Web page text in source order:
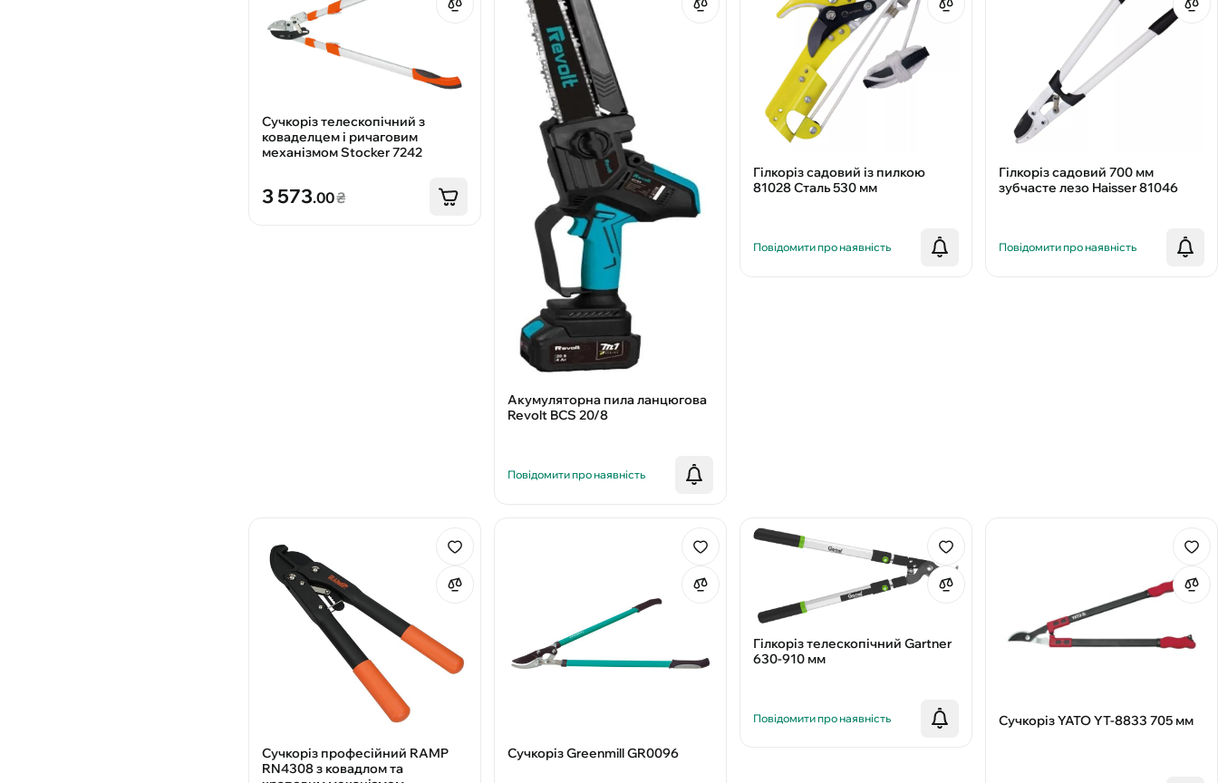
Сучкоріз телескопічний з
коваделцем і ричаговим
механізмом Stocker 7242
3 573.00₴
Акумуляторна пила ланцюгова
Revolt BCS 20/8
Повідомити про наявність
Гілкоріз садовий із пилкою
81028 Сталь 530 мм
Повідомити про наявність
Гілкоріз садовий 700 мм
зубчасте лезо Haisser 81046
Повідомити про наявність
Сучкоріз професійний RAMP
RN4308 з ковадлом та
Сучкоріз Greenmill GR0096
Гілкоріз телескопічний Gartner
630-910 мм
Повідомити про наявність Сучкоріз YATO YT-8833 705 мм